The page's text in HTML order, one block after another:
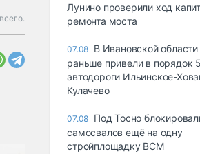
Лунино проверили ход
ремонта моста
07.08 В Ивановской области
раньше привели в порядок
автодороги Ильинское-
Кулачево
07.08 Под Тосно
самосвалов ещё на одну
стройплощадку ВСМ